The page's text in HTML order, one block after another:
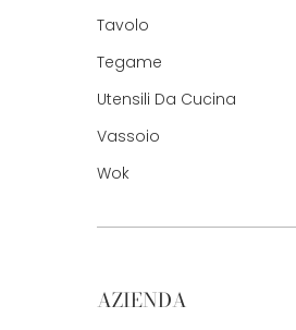
Tavolo
Tegame
Utensili Da Cucina
Vassoio
Wok
AZIENDA